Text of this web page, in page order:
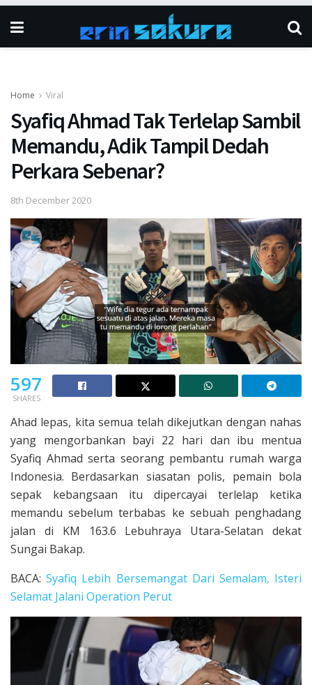
Home Viral
Syafiq Ahmad Tak Terlelap Sambil
Memandu, Adik Tampil Dedah
Perkara Sebenar?
8th December 2020
597
SHARES
Ahad lepas, kita semua telah dikejutkan dengan nahas
yang mengorbankan bayi 22 hari dan ibu mentua
Syafiq Ahmad serta seorang pembantu rumah warga
Indonesia. Berdasarkan siasatan polis, pemain bola
sepak kebangsaan itu dipercayai terlelap ketika
memandu sebelum terbabas ke sebuah penghadang
jalan di KM 163.6 Lebuhraya Utara-Selatan dekat
Sungai Bakap.
BACA:Syafiq Lebih Bersemangat Dari Semalam, Isteri
Selamat Jalani Operation Perut